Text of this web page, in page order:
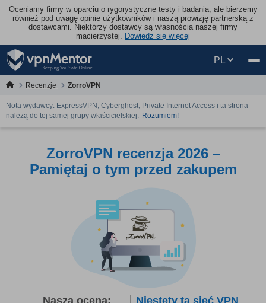
Oceniamy firmy w oparciu o rygorystyczne testy i badania, ale bierzemy
również pod uwagę opinie użytkowników i naszą prowizję partnerską z
dostawcami. Niektórzy dostawcy są własnością naszej firmy
macierzystej. Dowiedz się więcej
PL
Recenzje ZorroVPN
Nota wydawcy: ExpressVPN, Cyberghost, Private Internet Access i ta strona
należą do tej samej grupy właścicielskiej. Rozumiem!
ZorroVPN recenzja 2026 –
Pamiętaj o tym przed zakupem